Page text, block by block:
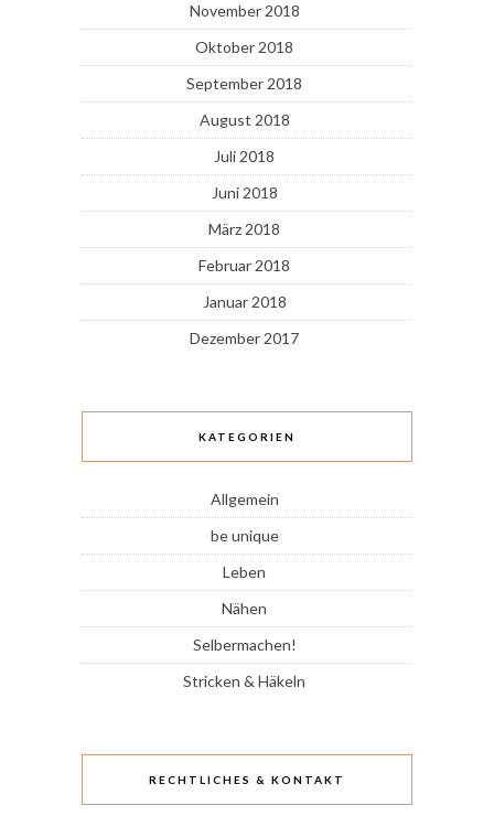
November 2018
Oktober 2018
September 2018
August 2018
Juli 2018
Juni 2018
März 2018
Februar 2018
Januar 2018
Dezember 2017
KATEGORIEN
Allgemein
be unique
Leben
Nähen
Selbermachen!
Stricken & Häkeln
RECHTLICHES & KONTAKT